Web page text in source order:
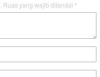
Ruas yang wajib ditandai *